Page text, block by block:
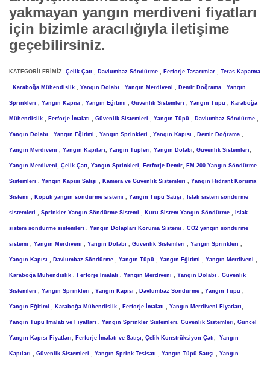
yakmayan yangın merdiveni fiyatları
için bizimle aracılığıyla iletişime
geçebilirsiniz.
KATEGORİLERİMİZ. Çelik Çatı Davlumbaz Söndürme Ferforje Tasarımlar Teras Kapatma
Karaboğa Mühendislik Yangın Dolabı Yangın Merdiveni Demir Doğrama Yangın
Sprinkleri Yangın Kapısı Yangın Eğitimi Güvenlik Sistemleri Yangın Tüpü Karaboğa
Mühendislik Ferforje İmalatı Güvenlik Sistemleri Yangın Tüpü Davlumbaz Söndürme
Yangın Dolabı Yangın Eğitimi Yangın Sprinkleri Yangın Kapısı Demir Doğrama
Yangın Merdiveni Yangın Kapıları Yangın Tüpleri Yangın Dolabı Güvenlik Sistemleri
Yangın Merdiveni Çelik Çatı Yangın Sprinkleri Ferforje Demir FM 200 Yangın Söndürme
Sistemleri Yangın Kapısı Satışı Kamera ve Güvenlik Sistemleri Yangın Hidrant Koruma
Sistemi Köpük yangın söndürme sistemi Yangın Tüpü Satışı Islak sistem söndürme
sistemleri Sprinkler Yangın Söndürme Sistemi Kuru Sistem Yangın Söndürme Islak
sistem söndürme sistemleri Yangın Dolapları Koruma Sistemi CO2 yangın söndürme
sistemi Yangın Merdiveni Yangın Dolabı Güvenlik Sistemleri Yangın Sprinkleri
Yangın Kapısı Davlumbaz Söndürme Yangın Tüpü Yangın Eğitimi Yangın Merdiveni
Karaboğa Mühendislik Ferforje İmalatı Yangın Merdiveni Yangın Dolabı Güvenlik
Sistemleri Yangın Sprinkleri Yangın Kapısı Davlumbaz Söndürme Yangın Tüpü
Yangın Eğitimi Karaboğa Mühendislik Ferforje İmalatı Yangın Merdiveni Fiyatları
Yangın Tüpü İmalatı ve Fiyatları Yangın Sprinkler Sistemleri Güvenlik Sistemleri Güncel
Yangın Kapısı Fiyatları Ferforje İmalatı ve Satışı Çelik Konstrüksiyon Çatı Yangın
Kapıları Güvenlik Sistemleri Yangın Sprink Tesisatı Yangın Tüpü Satışı Yangın